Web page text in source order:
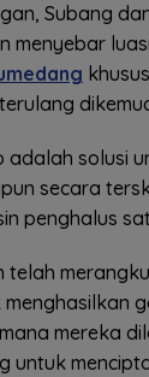
Subang
menyebar
adalah solusi
secara
penghalus
telah
mereka
untuk